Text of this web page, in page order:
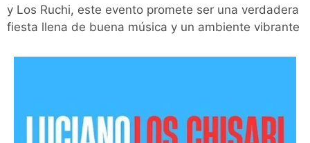
y Los Ruchi, este evento promete ser una verdadera
fiesta llena de buena música y un ambiente vibrante